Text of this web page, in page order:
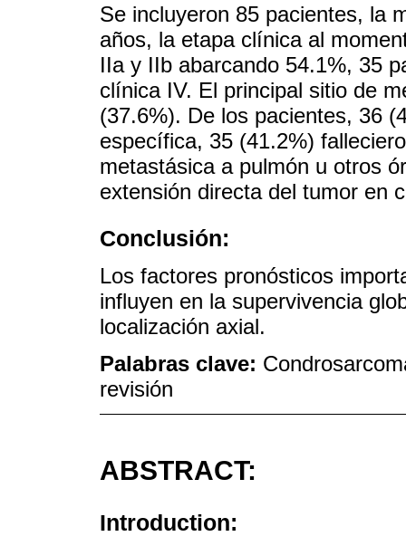
Se incluyeron 85 pacientes, la
años, la etapa clínica al
IIa y IIb abarcando 54.1%, 35
clínica IV. El principal sitio de
(37.6%). De los pacientes, 36
específica, 35 (41.2%)
metastásica a pulmón u otros
extensión directa del tumor en
Conclusión:
Los factores pronósticos
influyen en la supervivencia
localización axial.
Palabras clave:
revisión
ABSTRACT:
Introduction: